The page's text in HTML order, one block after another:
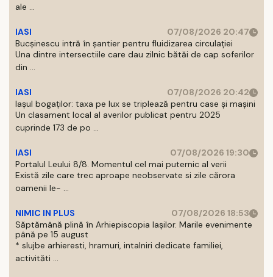
ale ...
IASI
07/08/2026 20:47
Bucșinescu intră în șantier pentru fluidizarea circulației
Una dintre intersectiile care dau zilnic bătăi de cap soferilor
din ...
IASI
07/08/2026 20:42
Iașul bogaților: taxa pe lux se triplează pentru case și mașini
Un clasament local al averilor publicat pentru 2025
cuprinde 173 de po ...
IASI
07/08/2026 19:30
Portalul Leului 8/8. Momentul cel mai puternic al verii
Există zile care trec aproape neobservate si zile cărora
oamenii le- ...
NIMIC IN PLUS
07/08/2026 18:53
Săptămână plină în Arhiepiscopia Iașilor. Marile evenimente
până pe 15 august
* slujbe arhieresti, hramuri, intalniri dedicate familiei,
activităti ...